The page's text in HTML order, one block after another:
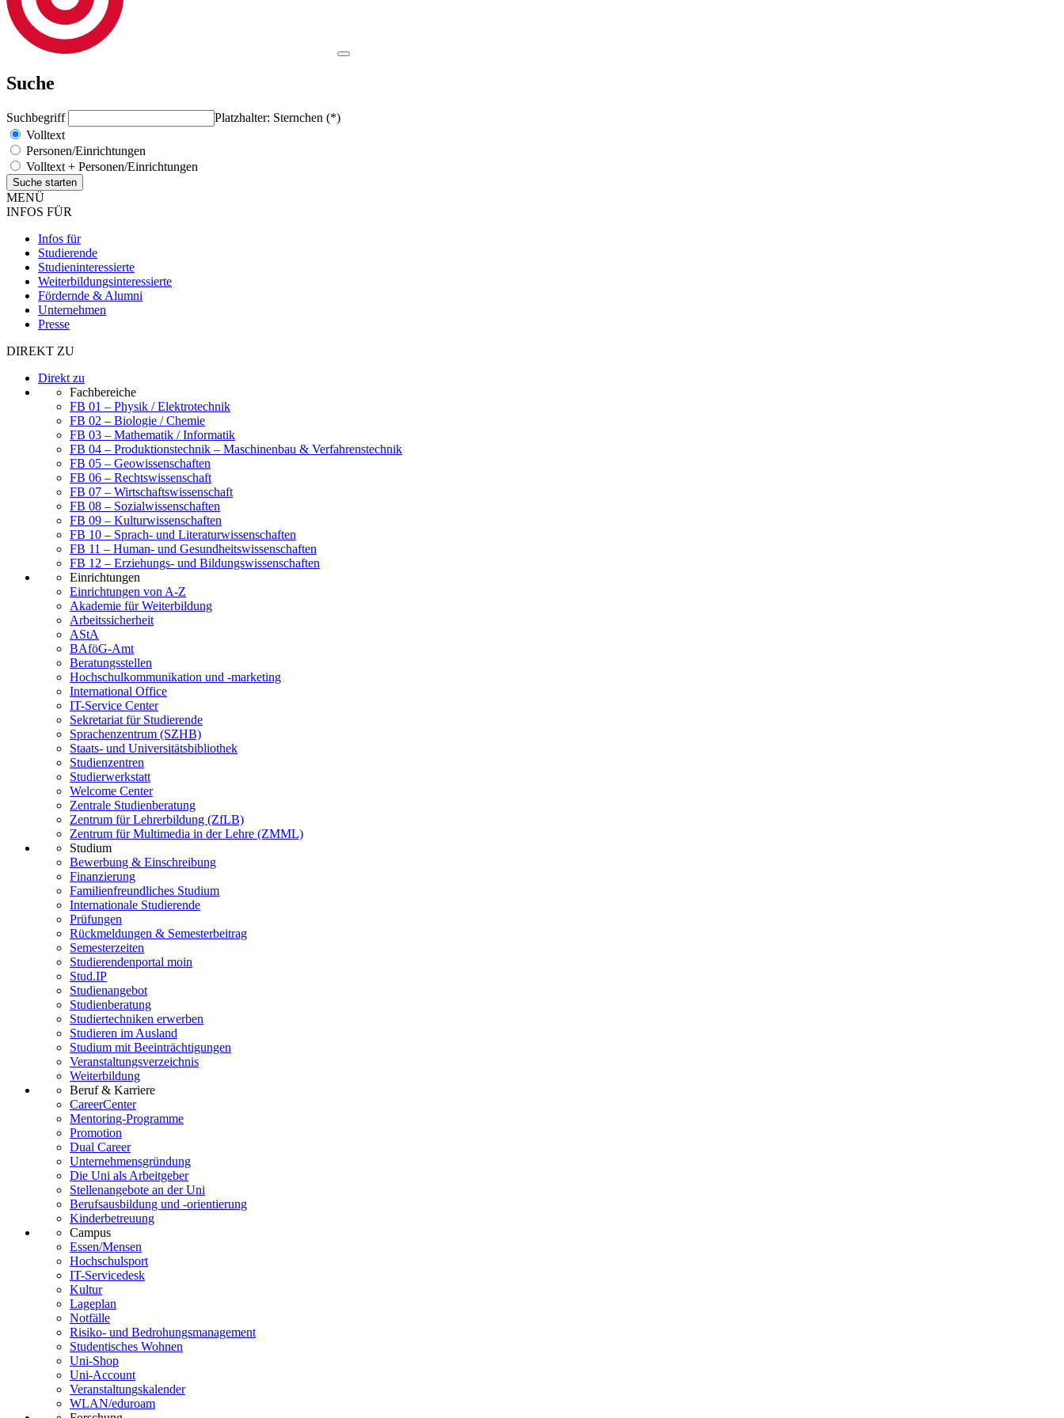
Suche
Suchbegriff
Platzhalter: Sternchen (*)
Volltext
Personen/Einrichtungen
Volltext + Personen/Einrichtungen
MENÜ
INFOS FÜR
Infos für
Studierende
Studieninteressierte
Weiterbildungsinteressierte
Fördernde & Alumni
Unternehmen
Presse
DIREKT ZU
Direkt zu
Fachbereiche
FB 01 – Physik / Elektrotechnik
FB 02 – Biologie / Chemie
FB 03 – Mathematik / Informatik
FB 04 – Produktionstechnik – Maschinenbau & Verfahrenstechnik
FB 05 – Geowissenschaften
FB 06 – Rechtswissenschaft
FB 07 – Wirtschaftswissenschaft
FB 08 – Sozialwissenschaften
FB 09 – Kulturwissenschaften
FB 10 – Sprach- und Literaturwissenschaften
FB 11 – Human- und Gesundheitswissenschaften
FB 12 – Erziehungs- und Bildungswissenschaften
Einrichtungen
Einrichtungen von A-Z
Akademie für Weiterbildung
Arbeitssicherheit
AStA
BAföG-Amt
Beratungsstellen
Hochschulkommunikation und -marketing
International Office
IT-Service Center
Sekretariat für Studierende
Sprachenzentrum (SZHB)
Staats- und Universitätsbibliothek
Studienzentren
Studierwerkstatt
Welcome Center
Zentrale Studienberatung
Zentrum für Lehrerbildung (ZfLB)
Zentrum für Multimedia in der Lehre (ZMML)
Studium
Bewerbung & Einschreibung
Finanzierung
Familienfreundliches Studium
Internationale Studierende
Prüfungen
Rückmeldungen & Semesterbeitrag
Semesterzeiten
Studierendenportal moin
Stud.IP
Studienangebot
Studienberatung
Studiertechniken erwerben
Studieren im Ausland
Studium mit Beeinträchtigungen
Veranstaltungsverzeichnis
Weiterbildung
Beruf & Karriere
CareerCenter
Mentoring-Programme
Promotion
Dual Career
Unternehmensgründung
Die Uni als Arbeitgeber
Stellenangebote an der Uni
Berufsausbildung und -orientierung
Kinderbetreuung
Campus
Essen/Mensen
Hochschulsport
IT-Servicedesk
Kultur
Lageplan
Notfälle
Risiko- und Bedrohungsmanagement
Studentisches Wohnen
Uni-Shop
Uni-Account
Veranstaltungskalender
WLAN/eduroam